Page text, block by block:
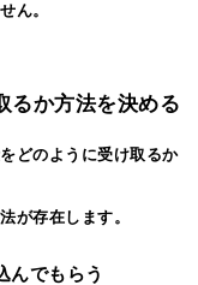
ん。
るか方法を決める
どのように受け取るか
が存在します。
んでもらう